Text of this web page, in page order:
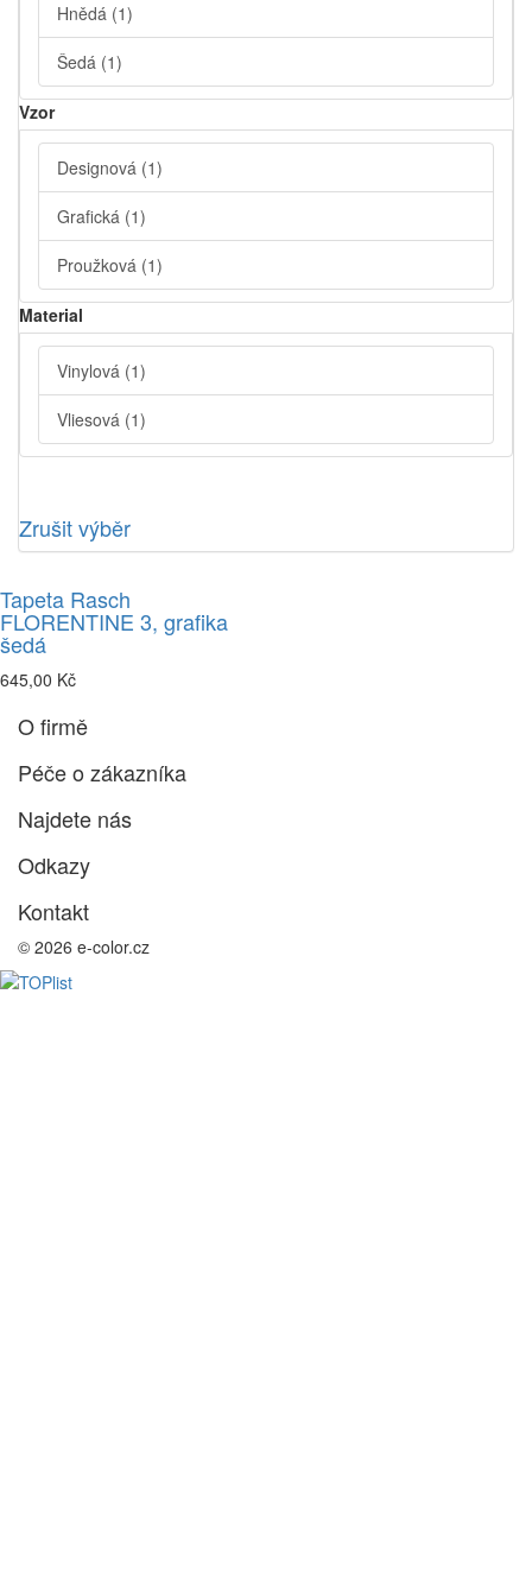
Hnědá (1)
Šedá (1)
Vzor
Designová (1)
Grafická (1)
Proužková (1)
Material
Vinylová (1)
Vliesová (1)
Zrušit výběr
Tapeta Rasch
FLORENTINE 3, grafika
šedá
645,00 Kč
O firmě
Péče o zákazníka
Najdete nás
Odkazy
Kontakt
© 2026 e-color.cz